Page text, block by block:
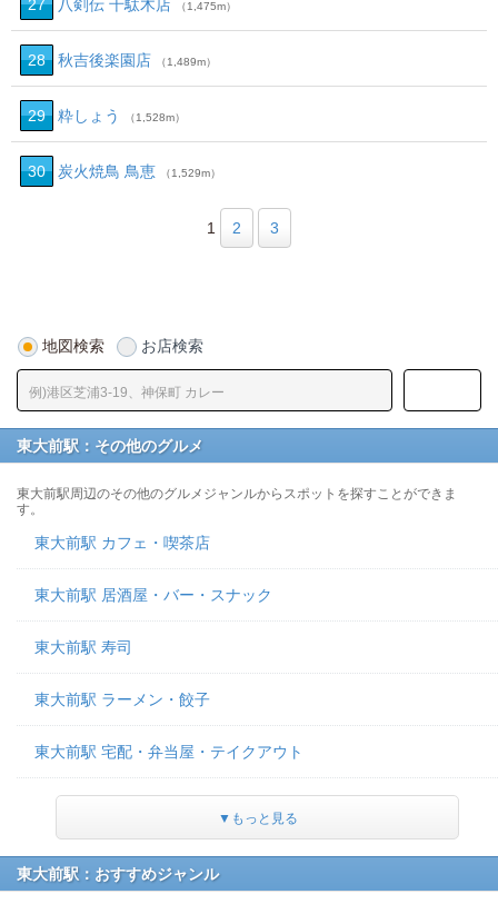
27 八剣伝 千駄木店 （1,475m）
28 秋吉後楽園店 （1,489m）
29 粋しょう （1,528m）
30 炭火焼鳥 鳥恵 （1,529m）
1 2 3
地図検索 お店検索
東大前駅：その他のグルメ
東大前駅周辺のその他のグルメジャンルからスポットを探すことができま
す。
東大前駅 カフェ・喫茶店
東大前駅 居酒屋・バー・スナック
東大前駅 寿司
東大前駅 ラーメン・餃子
東大前駅 宅配・弁当屋・テイクアウト
▼もっと見る
東大前駅：おすすめジャンル